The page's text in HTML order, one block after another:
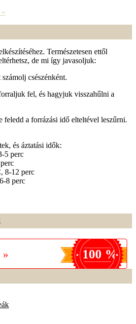
Természetesen ettől
de mi így javasoljuk:
csészénként.
fel, és hagyjuk visszahűlni a
feledd a forrázási idő elteltével leszűrni.
és áztatási idők:
5 perc
8-12 perc
8 perc
» 100 %